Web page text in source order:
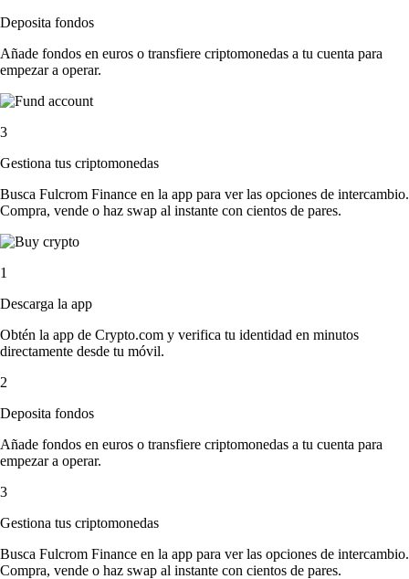
Deposita fondos
Añade fondos en euros o transfiere criptomonedas a tu cuenta para
empezar a operar.
3
Gestiona tus criptomonedas
Busca Fulcrom Finance en la app para ver las opciones de intercambio.
Compra, vende o haz swap al instante con cientos de pares.
1
Descarga la app
Obtén la app de Crypto.com y verifica tu identidad en minutos
directamente desde tu móvil.
2
Deposita fondos
Añade fondos en euros o transfiere criptomonedas a tu cuenta para
empezar a operar.
3
Gestiona tus criptomonedas
Busca Fulcrom Finance en la app para ver las opciones de intercambio.
Compra, vende o haz swap al instante con cientos de pares.